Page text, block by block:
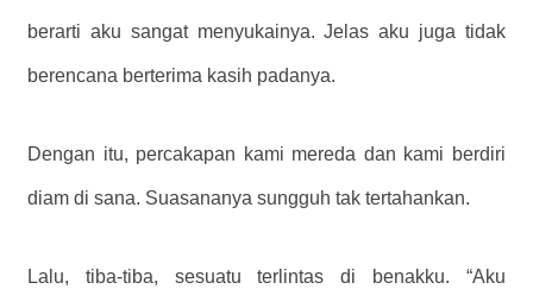
berarti aku sangat menyukainya. Jelas aku juga tidak
berencana berterima kasih padanya.
Dengan itu, percakapan kami mereda dan kami berdiri
diam di sana. Suasananya sungguh tak tertahankan.
Lalu, tiba-tiba, sesuatu terlintas di benakku. “Aku